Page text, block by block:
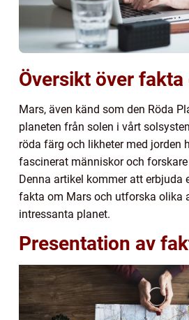
Översikt över
Mars, även känd som den Röda
planeten från solen i vårt
röda färg och likheter med jorden
fascinerat människor och
Denna artikel kommer att erbjuda
fakta om Mars och utforska olika
intressanta planet.
Presentation av